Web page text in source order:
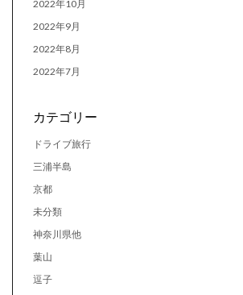
2022年10月
2022年9月
2022年8月
2022年7月
カテゴリー
ドライブ旅行
三浦半島
京都
未分類
神奈川県他
葉山
逗子